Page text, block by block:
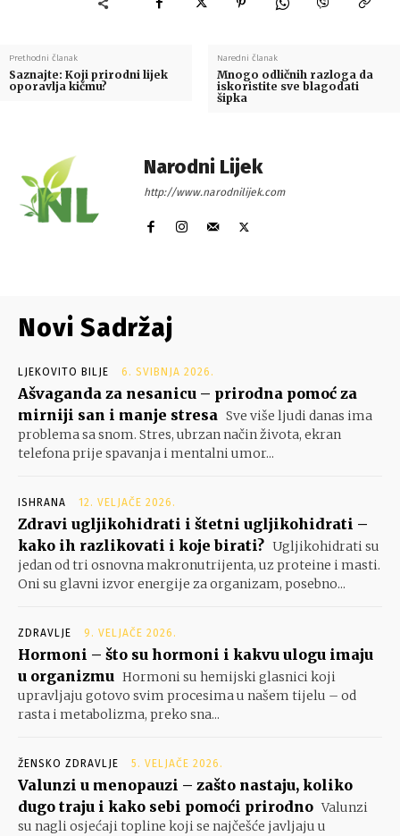
Prethodni članak
Saznajte: Koji prirodni lijek
oporavlja kičmu?
Naredni članak
Mnogo odličnih razloga da
iskoristite sve blagodati
šipka
Narodni Lijek
http://www.narodnilijek.com
Novi Sadržaj
LJEKOVITO BILJE 6. SVIBNJA 2026.
Ašvaganda za nesanicu – prirodna pomoć za
mirniji san i manje stresa Sve više ljudi danas ima
problema sa snom. Stres, ubrzan način života, ekran
telefona prije spavanja i mentalni umor...
ISHRANA 12. VELJAČE 2026.
Zdravi ugljikohidrati i štetni ugljikohidrati –
kako ih razlikovati i koje birati? Ugljikohidrati su
jedan od tri osnovna makronutrijenta, uz proteine i masti.
Oni su glavni izvor energije za organizam, posebno...
ZDRAVLJE 9. VELJAČE 2026.
Hormoni – što su hormoni i kakvu ulogu imaju
u organizmu Hormoni su hemijski glasnici koji
upravljaju gotovo svim procesima u našem tijelu – od
rasta i metabolizma, preko sna...
ŽENSKO ZDRAVLJE 5. VELJAČE 2026.
Valunzi u menopauzi – zašto nastaju, koliko
dugo traju i kako sebi pomoći prirodno Valunzi
su nagli osjećaji topline koji se najčešće javljaju u